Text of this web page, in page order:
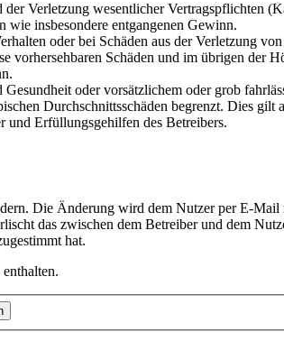
Verletzung wesentlicher Vertragspflichten
wie insbesondere entgangenen Gewinn.
oder bei Schäden aus der Verletzung
Schäden und im übrigen der
oder vorsätzlichem oder grob
Durchschnittsschäden begrenzt. Dies gilt
und Erfüllungsgehilfen des Betreibers.
Die Änderung wird dem Nutzer per E-Mail
das zwischen dem Betreiber und dem
hat.